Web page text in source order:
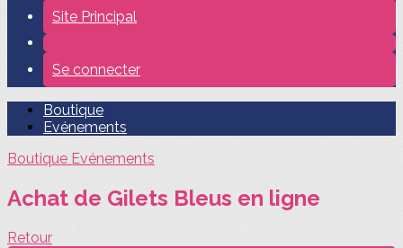
Site Principal
Se connecter
Boutique
Evénements
Boutique Evénements
Achat de Gilets Bleus en ligne
Retour